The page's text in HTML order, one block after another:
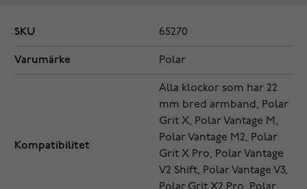
SKU 65270
Varumärke Polar
Kompatibilitet
Alla klockor som har 22
mm bred armband, Polar
Grit X, Polar Vantage M,
Polar Vantage M2, Polar
Grit X Pro, Polar Vantage
V2 Shift, Polar Vantage V3,